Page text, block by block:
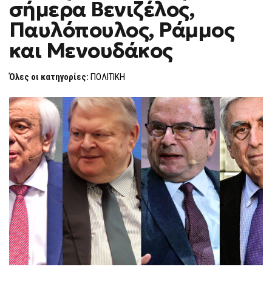
ΜΙΛΆΝΕ
ΣΉΜΕΡΑ
ΒΕΝΙΖΈΛΟΣ,
ΠΑΥΛΌΠΟΥΛΟΣ,
ΡΆΜΜΟΣ
ΚΑΙ
ΜΕΝΟΥΔΆΚΟΣ
σήμερα Βενιζέλος,
Παυλόπουλος, Ράμμος
και Μενουδάκος
Όλες οι κατηγορίες: ΠΟΛΙΤΙΚΗ